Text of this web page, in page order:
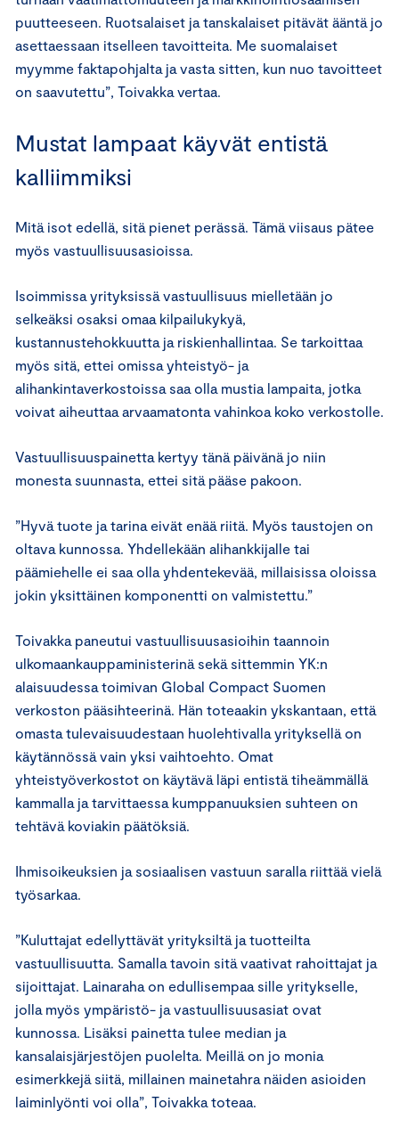
puutteeseen. Ruotsalaiset ja tanskalaiset pitävät ääntä jo
asettaessaan itselleen tavoitteita. Me suomalaiset
myymme faktapohjalta ja vasta sitten, kun nuo tavoitteet
on saavutettu”, Toivakka vertaa.
Mustat lampaat käyvät entistä
kalliimmiksi
Mitä isot edellä, sitä pienet perässä. Tämä viisaus pätee
myös vastuullisuusasioissa.
Isoimmissa yrityksissä vastuullisuus mielletään jo
selkeäksi osaksi omaa kilpailukykyä,
kustannustehokkuutta ja riskienhallintaa. Se tarkoittaa
myös sitä, ettei omissa yhteistyö- ja
alihankintaverkostoissa saa olla mustia lampaita, jotka
voivat aiheuttaa arvaamatonta vahinkoa koko verkostolle.
Vastuullisuuspainetta kertyy tänä päivänä jo niin
monesta suunnasta, ettei sitä pääse pakoon.
”Hyvä tuote ja tarina eivät enää riitä. Myös taustojen on
oltava kunnossa. Yhdellekään alihankkijalle tai
päämiehelle ei saa olla yhdentekevää, millaisissa oloissa
jokin yksittäinen komponentti on valmistettu.”
Toivakka paneutui vastuullisuusasioihin taannoin
ulkomaankauppaministerinä sekä sittemmin YK:n
alaisuudessa toimivan Global Compact Suomen
verkoston pääsihteerinä. Hän toteaakin ykskantaan, että
omasta tulevaisuudestaan huolehtivalla yrityksellä on
käytännössä vain yksi vaihtoehto. Omat
yhteistyöverkostot on käytävä läpi entistä tiheämmällä
kammalla ja tarvittaessa kumppanuuksien suhteen on
tehtävä koviakin päätöksiä.
Ihmisoikeuksien ja sosiaalisen vastuun saralla riittää vielä
työsarkaa.
”Kuluttajat edellyttävät yrityksiltä ja tuotteilta
vastuullisuutta. Samalla tavoin sitä vaativat rahoittajat ja
sijoittajat. Lainaraha on edullisempaa sille yritykselle,
jolla myös ympäristö- ja vastuullisuusasiat ovat
kunnossa. Lisäksi painetta tulee median ja
kansalaisjärjestöjen puolelta. Meillä on jo monia
esimerkkejä siitä, millainen mainetahra näiden asioiden
laiminlyönti voi olla”, Toivakka toteaa.